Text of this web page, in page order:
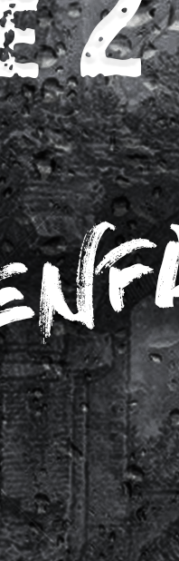
KULT –
5 août
LES
de Cinq
3 août